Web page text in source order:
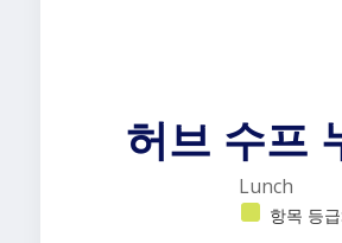
허브 수프
Lunch
항목 등급: